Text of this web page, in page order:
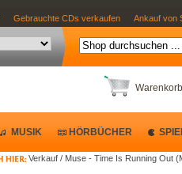
Gebrauchte CDs verkaufen Ankauf von
Warenkorb
Verkauf / Muse - Time Is Running Out
MUSIK HÖRBÜCHER